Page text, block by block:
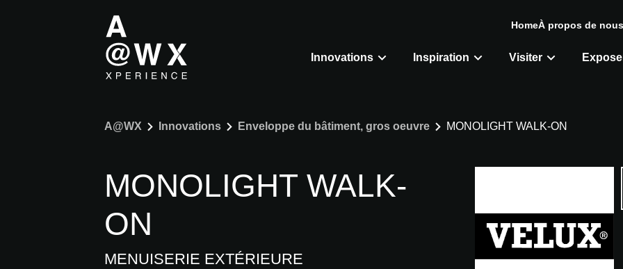
Innovations Inspiration Visiter
HomeÀ propos de nous
A@WX Innovations Enveloppe du bâtiment, gros oeuvre MONOLIGHT WALK-ON
MONOLIGHT WALK-
ON
MENUISERIE EXTÉRIEURE